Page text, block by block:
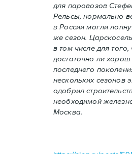
для паровозов
Рельсы, нормально
в России могли
же сезон.
в том числе для того,
достаточно ли
последнего
нескольких сезонов
одобрил
необходимой
Москва.